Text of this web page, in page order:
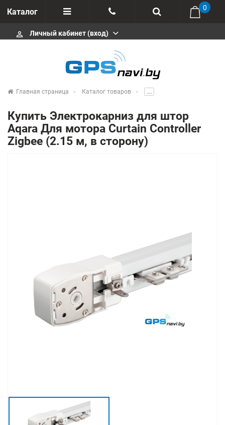
Каталог
Отзывы
+375 291646666
msa333
info@gpsnavi.by
0
perm_identity Личный кабинет (вход)
Главная страница Каталог товаров .....
Купить Электрокарниз для штор
Aqara Для мотора Curtain Controller
Zigbee (2.15 м, в сторону)